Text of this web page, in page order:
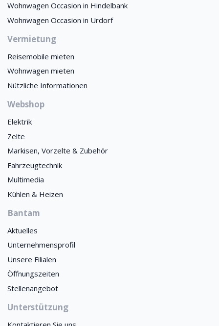
Wohnwagen Occasion in Hindelbank
Wohnwagen Occasion in Urdorf
Vermietung
Reisemobile mieten
Wohnwagen mieten
Nützliche Informationen
Webshop
Elektrik
Zelte
Markisen, Vorzelte & Zubehör
Fahrzeugtechnik
Multimedia
Kühlen & Heizen
Bantam
Aktuelles
Unternehmensprofil
Unsere Filialen
Öffnungszeiten
Stellenangebot
Unterstützung